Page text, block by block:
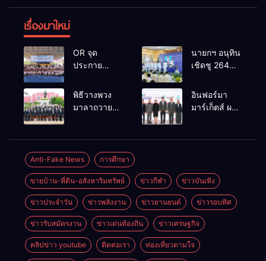
เรื่องมาใหม่
OR จุด
ประกาย
เยาวชน ผ่าน
นายกฯ อนุทิน
เชิดชู 264
บ้านยอดเยี่ยม
มอบแหนบ
เกียรติยศแห่ง
พิธีวางพวง
มาลาถวาย
2569 และ
การแข่งขัน
ฟุตบอลวันรพี
เพื่อเชื่อม
ความสัมพันธ์
อันดีของ
หน่วยงานใน
กระบวนการ
ยุติธรรม
อินฟอร์มา
มาร์เก็ตส์ ผนึก
Thailand
2026 เชื่อม 4
งานใหญ่
สร้างโอกาส
ธุรกิจครบ
วงจร ด้วยครับ
Anti-Fake News การศึกษา
ขายบ้าน-ที่ดิน-อสังหาริมทรัพย์ ข่าวกีฬา ข่าวบันเทิง
ข่าวประจำวัน ข่าวพลังงาน ข่าวยานยนต์ ข่าวรอบทิศ
ข่าวรับสมัตรงาน ข่าวเด่นท้องถิ่น ข่าวเศรษฐกิจ
คลิปข่าว youtube ติดต่อเรา ท่องเที่ยวตามใจ